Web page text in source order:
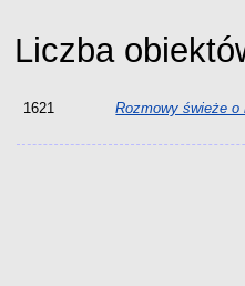
Liczba
1621 Rozmowy świeże o